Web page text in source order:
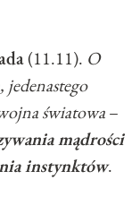
(11.11). O
jedenastego
światowa–
mądrości
instynktów.